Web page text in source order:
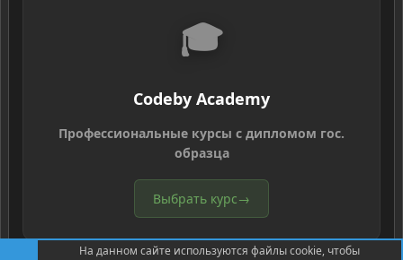
🎓
Codeby Academy
Профессиональные курсы с дипломом гос.
образца
Выбрать курс→
На данном сайте используются файлы cookie, чтобы